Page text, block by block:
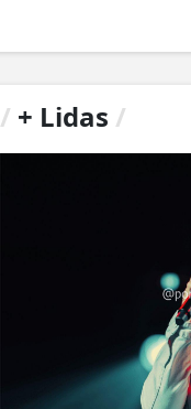
/ + Lidas /